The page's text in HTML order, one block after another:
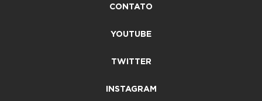
CONTATO
YOUTUBE
TWITTER
INSTAGRAM